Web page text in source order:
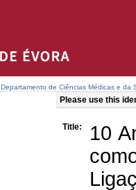
Departamento de Ciências Médicas e da
Please use this
Title:
10